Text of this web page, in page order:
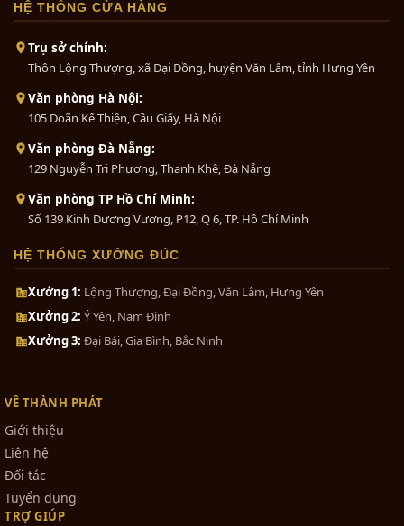
HỆ THỐNG CỬA HÀNG
Trụ sở chính:
Thôn Lộng Thượng, xã Đại Đồng, huyện Văn Lâm, tỉnh Hưng Yên
Văn phòng Hà Nội:
105 Doãn Kế Thiện, Cầu Giấy, Hà Nội
Văn phòng Đà Nẵng:
129 Nguyễn Tri Phương, Thanh Khê, Đà Nẵng
Văn phòng TP Hồ Chí Minh:
Số 139 Kinh Dương Vương, P12, Q 6, TP. Hồ Chí Minh
HỆ THỐNG XƯỞNG ĐÚC
Xưởng 1: Lộng Thượng, Đại Đồng, Văn Lâm, Hưng Yên
Xưởng 2: Ý Yên, Nam Định
Xưởng 3: Đại Bái, Gia Bình, Bắc Ninh
VỀ THÀNH PHÁT
Giới thiệu
Liên hệ
Đối tác
Tuyển dụng
TRỢ GIÚP